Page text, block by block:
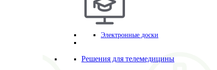
Электронные доски
Решения для телемедицины